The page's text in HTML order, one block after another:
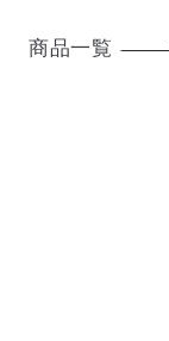
商品一覧